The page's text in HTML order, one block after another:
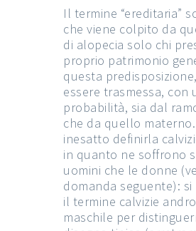
Il termine “ereditaria”
che viene colpito da
di alopecia solo chi
proprio patrimonio
questa
essere trasmessa, con
probabilità, sia dal
che da quello materno.
inesatto definirla
in quanto ne soffrono
uomini che le donne
domanda seguente): si
il termine calvizie
maschile per